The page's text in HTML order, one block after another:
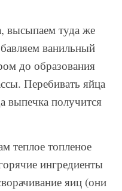
высыпаем туда же
ванильный
до образования
Перебивать яйца
выпечка получится
теплое топленое
ингредиенты
яиц (они